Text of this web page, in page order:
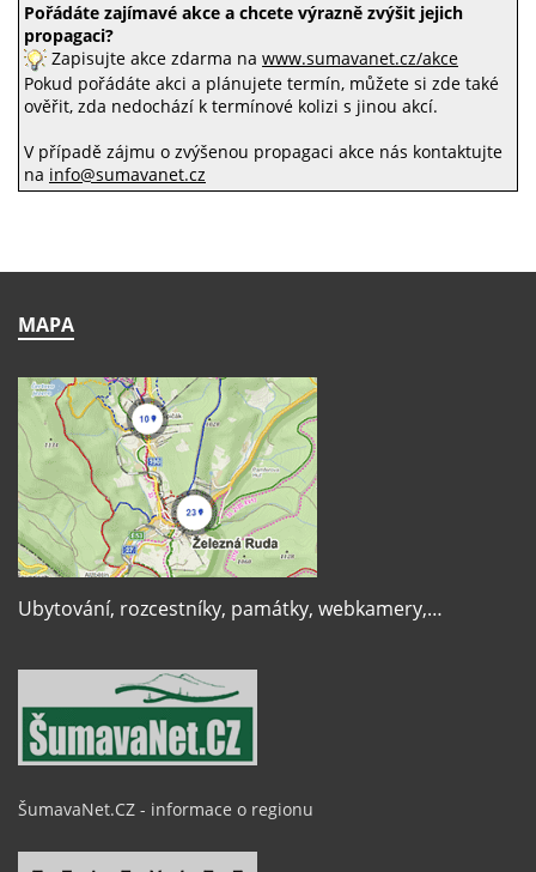
Pořádáte zajímavé akce a chcete výrazně zvýšit jejich
propagaci?
Zapisujte akce zdarma na www.sumavanet.cz/akce
Pokud pořádáte akci a plánujete termín, můžete si zde také
ověřit, zda nedochází k termínové kolizi s jinou akcí.
V případě zájmu o zvýšenou propagaci akce nás kontaktujte
na info@sumavanet.cz
MAPA
Ubytování, rozcestníky, památky, webkamery,…
ŠumavaNet.CZ - informace o regionu